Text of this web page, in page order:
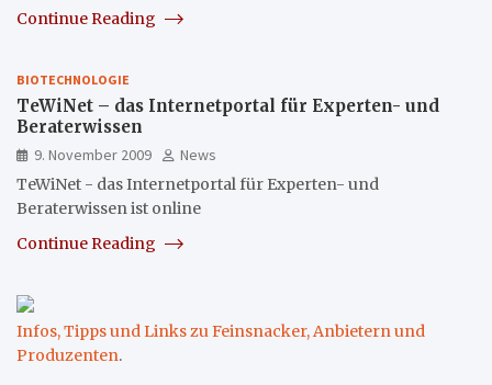
Continue Reading
BIOTECHNOLOGIE
TeWiNet – das Internetportal für Experten- und
Beraterwissen
9. November 2009
News
TeWiNet - das Internetportal für Experten- und
Beraterwissen ist online
Continue Reading
Infos, Tipps und Links zu Feinsnacker, Anbietern und
Produzenten.